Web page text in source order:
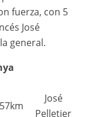
fuerza, con 5
José
general.
José
Pelletier